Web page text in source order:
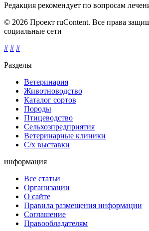
Редакция рекомендует по вопросам
© 2026 Проект ruContent. Все права
социальные сети
# # #
Разделы
Ветеринария
Животноводство
Каталог сортов
Породы
Птицеводство
Сельхозпредприятия
Ветеринарные клиники
С/х выставки
информация
Все статьи
Организации
О сайте
Правила размещения информации
Соглашение
Правообладателям